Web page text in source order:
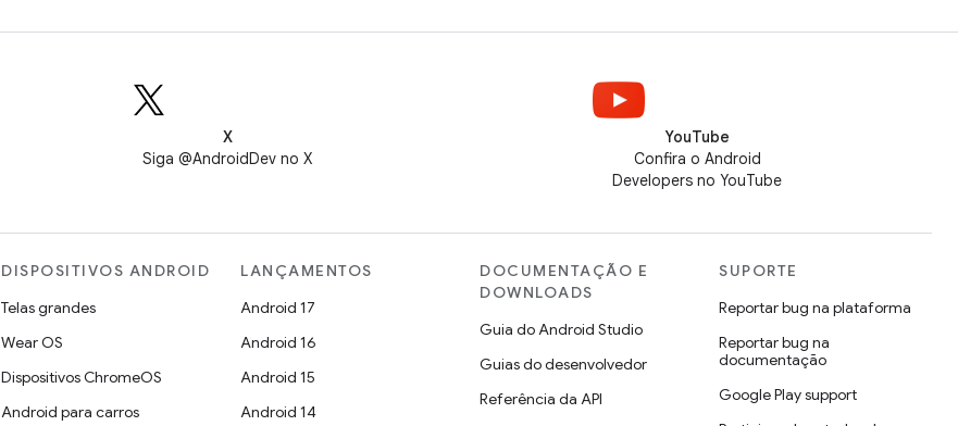
X
Siga @AndroidDev no X
YouTube
Confira o Android
Developers no YouTube
DISPOSITIVOS ANDROID
Telas grandes
Wear OS
Dispositivos ChromeOS
Android para carros
LANÇAMENTOS
Android 17
Android 16
Android 15
Android 14
DOCUMENTAÇÃO E
DOWNLOADS
Guia do Android Studio
Guias do desenvolvedor
Referência da API
SUPORTE
Reportar bug na plataforma
Reportar bug na
documentação
Google Play support